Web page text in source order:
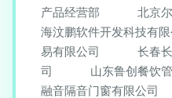
产品经营部
北京
海汶鹏软件开发科技有限
易有限公司
长春
司
山东鲁创餐饮
融音隔音门窗有限公司